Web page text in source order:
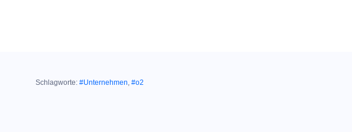
Schlagworte: #Unternehmen, #o2